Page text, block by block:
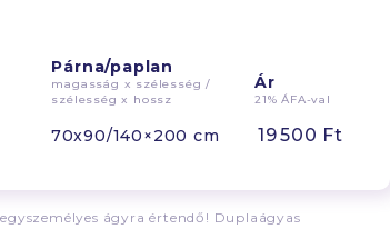
Párna/paplan
magasság x szélesség /
szélesség x hossz
Ár
21% ÁFA-val
70x90/140×200 cm 19 500 Ft
ágyra értendő! Duplaágyas